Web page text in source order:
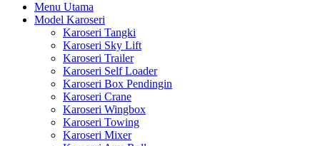
Menu Utama
Model Karoseri
Karoseri Tangki
Karoseri Sky Lift
Karoseri Trailer
Karoseri Self Loader
Karoseri Box Pendingin
Karoseri Crane
Karoseri Wingbox
Karoseri Towing
Karoseri Mixer